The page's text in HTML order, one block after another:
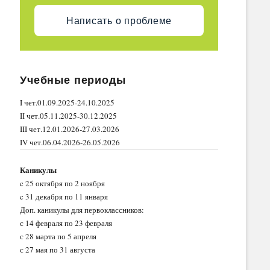
Написать о проблеме
Учебные периоды
I чет.01.09.2025-24.10.2025
II чет.05.11.2025-30.12.2025
III чет.12.01.2026-27.03.2026
IV чет.06.04.2026-26.05.2026
Каникулы
c 25 октября по 2 ноября
c 31 декабря по 11 января
Доп. каникулы для первоклассников:
с 14 февраля по 23 февраля
с 28 марта по 5 апреля
с 27 мая по 31 августа